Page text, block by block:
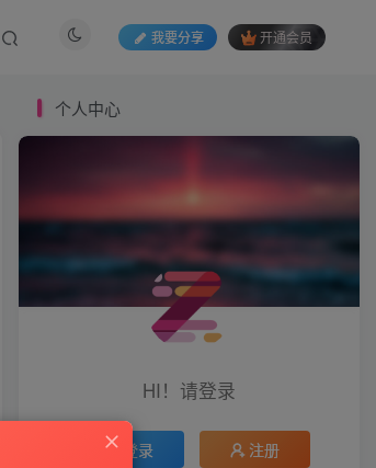
我要分享 开通会员
个人中心
HI！请登录
登录 注册